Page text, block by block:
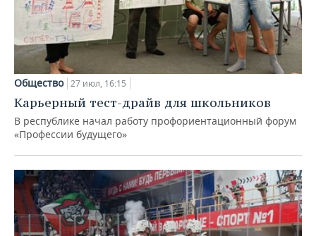
Общество 27 июл, 16:15
Карьерный тест-драйв для школьников
В республике начал работу профориентационный форум
«Профессии будущего»